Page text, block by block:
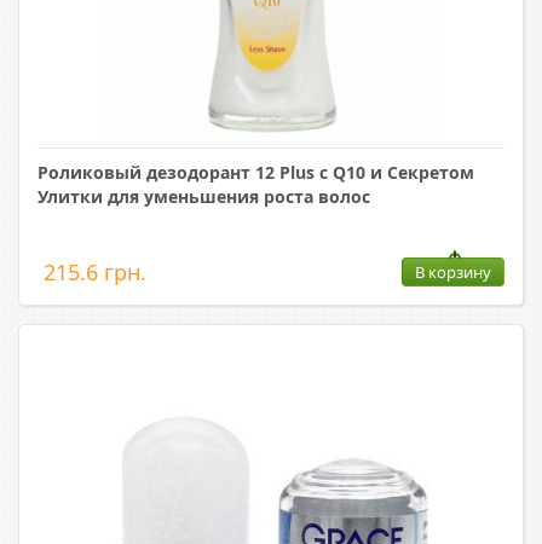
Роликовый дезодорант 12 Plus с Q10 и Секретом
Улитки для уменьшения роста волос
215.6 грн. В корзину